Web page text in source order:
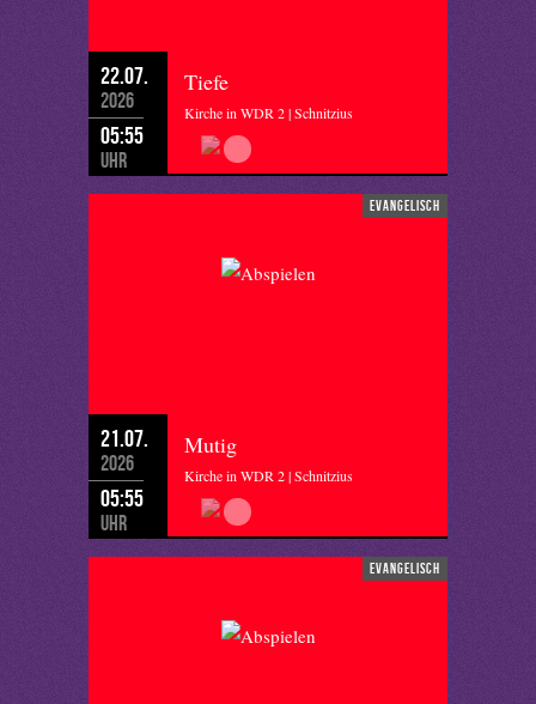
22.07.
2026
05:55
Uhr
Tiefe
Kirche in WDR 2 | Schnitzius
evangelisch
21.07.
2026
05:55
Uhr
Mutig
Kirche in WDR 2 | Schnitzius
evangelisch